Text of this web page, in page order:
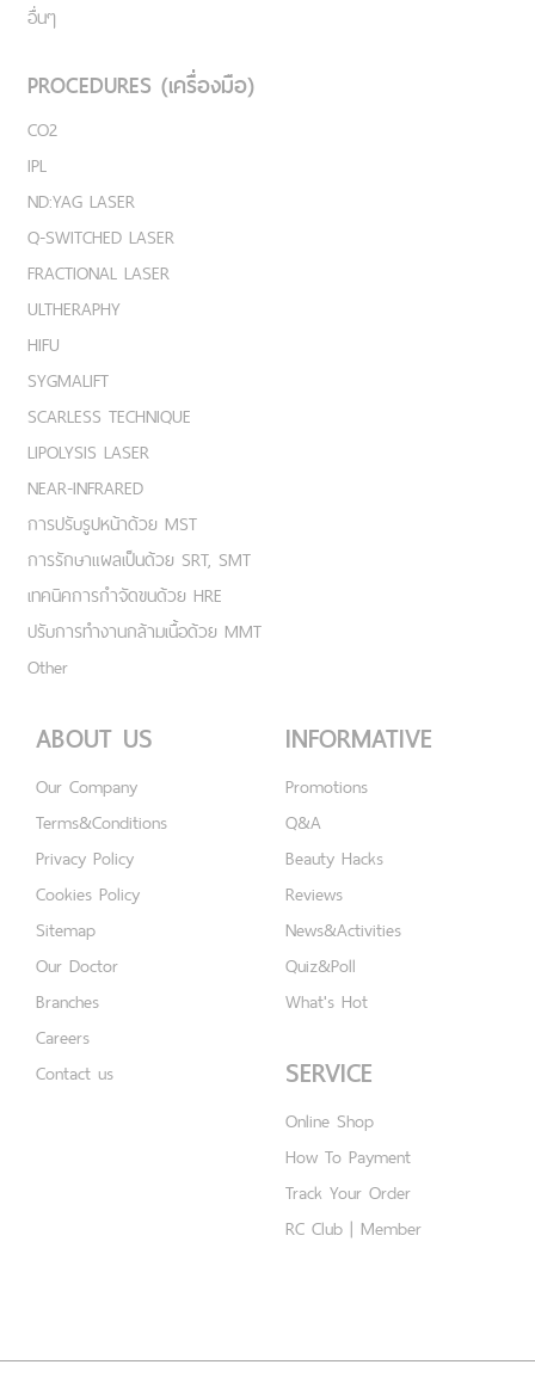
อื่นๆ
PROCEDURES (เครื่องมือ)
CO2
IPL
ND:YAG LASER
Q-SWITCHED LASER
FRACTIONAL LASER
ULTHERAPHY
HIFU
SYGMALIFT
SCARLESS TECHNIQUE
LIPOLYSIS LASER
NEAR-INFRARED
การปรับรูปหน้าด้วย MST
การรักษาแผลเป็นด้วย SRT, SMT
เทคนิคการกำจัดขนด้วย HRE
ปรับการทำงานกล้ามเนื้อด้วย MMT
Other
ABOUT US
Our Company
Terms&Conditions
Privacy Policy
Cookies Policy
Sitemap
Our Doctor
Branches
Careers
Contact us
INFORMATIVE
Promotions
Q&A
Beauty Hacks
Reviews
News&Activities
Quiz&Poll
What's Hot
SERVICE
Online Shop
How To Payment
Track Your Order
RC Club | Member